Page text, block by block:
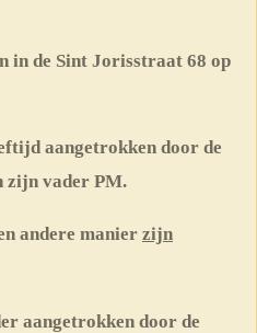
in de Sint Jorisstraat 68 op
aangetrokken door de
zijn vader PM.
andere manier zijn
aangetrokken door de